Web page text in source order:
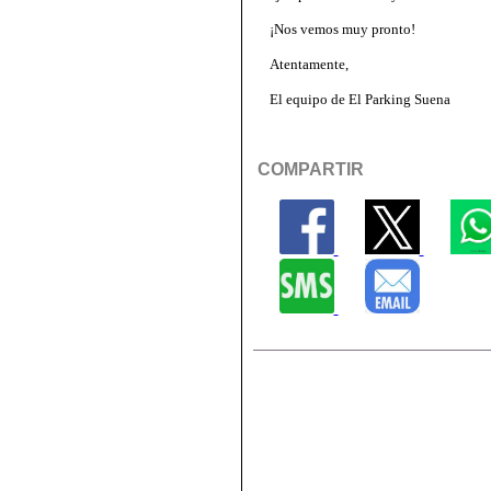
¡Nos vemos muy pronto!
Atentamente,
El equipo de El Parking Suena
COMPARTIR